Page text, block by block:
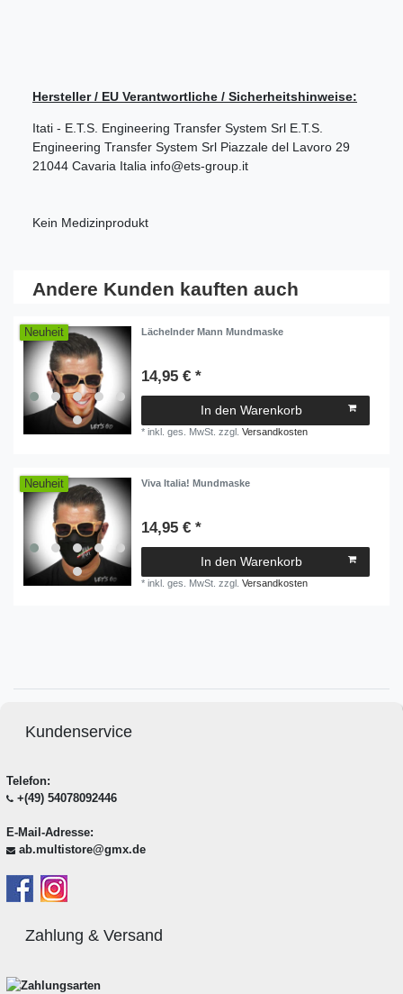
Hersteller / EU Verantwortliche / Sicherheitshinweise:
Itati - E.T.S. Engineering Transfer System Srl E.T.S.
Engineering Transfer System Srl Piazzale del Lavoro 29
21044 Cavaria Italia info@ets-group.it
Kein Medizinprodukt
Andere Kunden kauften auch
Neuheit Lächelnder Mann Mundmaske
14,95 € *
In den Warenkorb
*inkl. ges. MwSt. zzgl.Versandkosten
Neuheit Viva Italia! Mundmaske
14,95 € *
In den Warenkorb
*inkl. ges. MwSt. zzgl.Versandkosten
Kundenservice
Telefon:
+(49) 54078092446
E-Mail-Adresse:
ab.multistore@gmx.de
Zahlung & Versand